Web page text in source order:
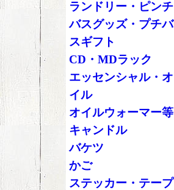
ランドリー・ピンチ
バスグッズ・プチバ
スギフト
CD・MDラック
エッセンシャル・オ
イル
オイルウォーマー等
キャンドル
バケツ
かご
ステッカー・テープ